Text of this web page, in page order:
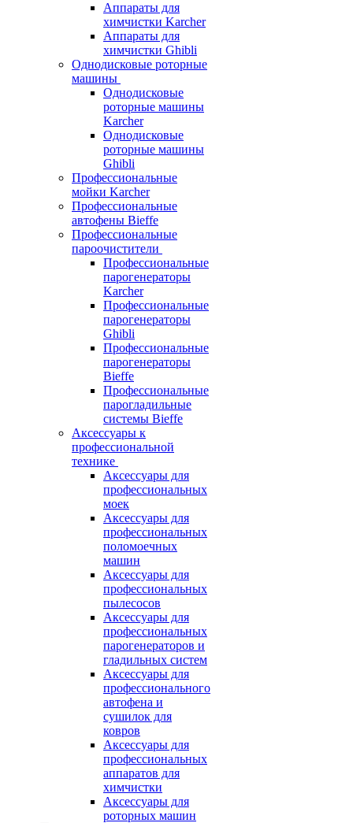
Аппараты для
химчистки Karcher
Аппараты для
химчистки Ghibli
Однодисковые роторные
машины
Однодисковые
роторные машины
Karcher
Однодисковые
роторные машины
Ghibli
Профессиональные
мойки Karcher
Профессиональные
автофены Bieffe
Профессиональные
пароочистители
Профессиональные
парогенераторы
Karcher
Профессиональные
парогенераторы
Ghibli
Профессиональные
парогенераторы
Bieffe
Профессиональные
парогладильные
системы Bieffe
Аксессуары к
профессиональной
технике
Аксессуары для
профессиональных
моек
Аксессуары для
профессиональных
поломоечных
машин
Аксессуары для
профессиональных
пылесосов
Аксессуары для
профессиональных
парогенераторов и
гладильных систем
Аксессуары для
профессионального
автофена и
сушилок для
ковров
Аксессуары для
профессиональных
аппаратов для
химчистки
Аксессуары для
роторных машин